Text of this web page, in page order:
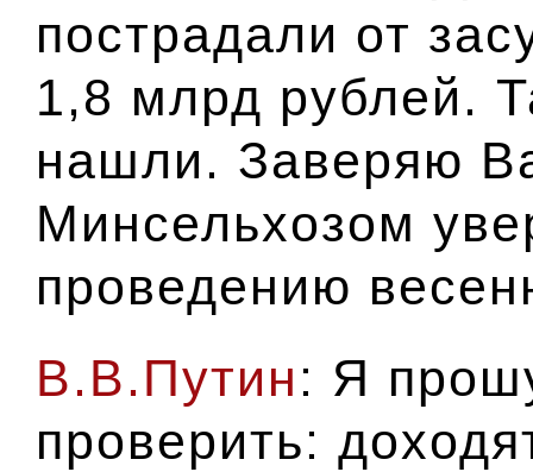
пострадали от
1,8 млрд рублей.
нашли. Заверяю
Минсельхозом
проведению
В.В.Путин: Я
проверить: